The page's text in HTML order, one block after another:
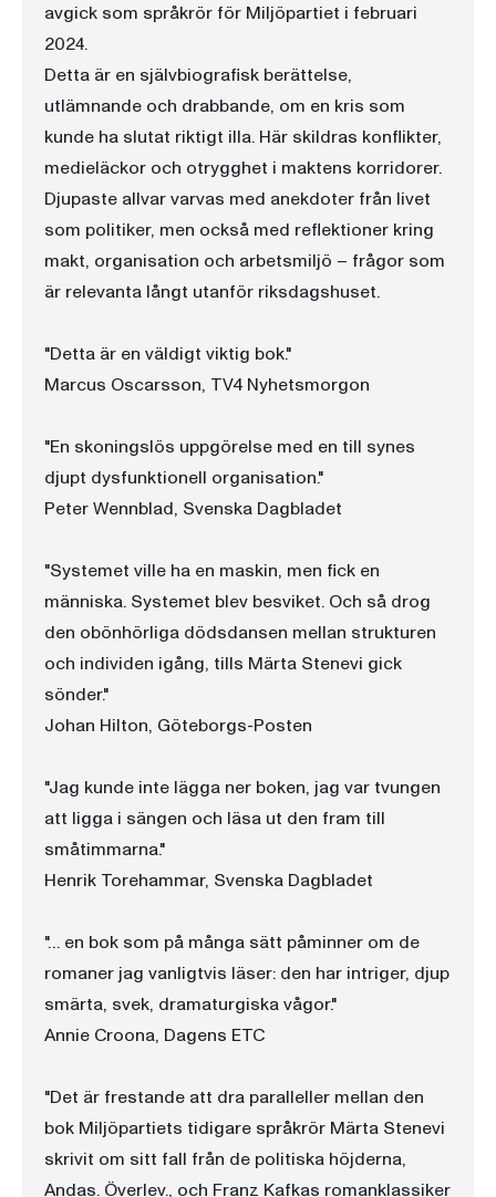
avgick som språkrör för Miljöpartiet i februari
2024.
Detta är en självbiografisk berättelse,
utlämnande och drabbande, om en kris som
kunde ha slutat riktigt illa. Här skildras konflikter,
medieläckor och otrygghet i maktens korridorer.
Djupaste allvar varvas med anekdoter från livet
som politiker, men också med reflektioner kring
makt, organisation och arbetsmiljö – frågor som
är relevanta långt utanför riksdagshuset.
"Detta är en väldigt viktig bok."
Marcus Oscarsson, TV4 Nyhetsmorgon
"En skoningslös uppgörelse med en till synes
djupt dysfunktionell organisation."
Peter Wennblad, Svenska Dagbladet
"Systemet ville ha en maskin, men fick en
människa. Systemet blev besviket. Och så drog
den obönhörliga dödsdansen mellan strukturen
och individen igång, tills Märta Stenevi gick
sönder."
Johan Hilton, Göteborgs-Posten
"Jag kunde inte lägga ner boken, jag var tvungen
att ligga i sängen och läsa ut den fram till
småtimmarna."
Henrik Torehammar, Svenska Dagbladet
"… en bok som på många sätt påminner om de
romaner jag vanligtvis läser: den har intriger, djup
smärta, svek, dramaturgiska vågor."
Annie Croona, Dagens ETC
"Det är frestande att dra paralleller mellan den
bok Miljöpartiets tidigare språkrör Märta Stenevi
skrivit om sitt fall från de politiska höjderna,
Andas. Överlev., och Franz Kafkas romanklassiker